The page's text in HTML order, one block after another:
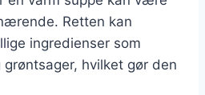
Retten kan
ingredienser som
hvilket gør den